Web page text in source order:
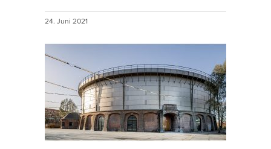
24. Juni 2021